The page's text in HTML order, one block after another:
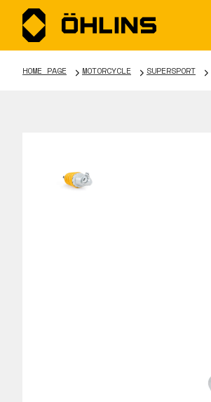
HOME PAGE MOTORCYCLE SUPERSPORT